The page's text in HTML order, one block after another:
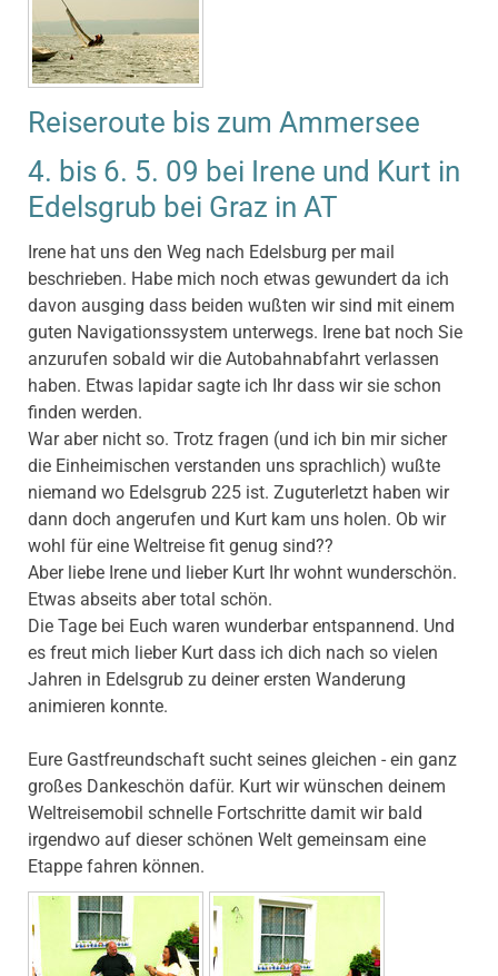
Reiseroute bis zum Ammersee
4. bis 6. 5. 09 bei Irene und Kurt in
Edelsgrub bei Graz in AT
Irene hat uns den Weg nach Edelsburg per mail
beschrieben. Habe mich noch etwas gewundert da ich
davon ausging dass beiden wußten wir sind mit einem
guten Navigationssystem unterwegs. Irene bat noch Sie
anzurufen sobald wir die Autobahnabfahrt verlassen
haben. Etwas lapidar sagte ich Ihr dass wir sie schon
finden werden.
War aber nicht so. Trotz fragen (und ich bin mir sicher
die Einheimischen verstanden uns sprachlich) wußte
niemand wo Edelsgrub 225 ist. Zuguterletzt haben wir
dann doch angerufen und Kurt kam uns holen. Ob wir
wohl für eine Weltreise fit genug sind??
Aber liebe Irene und lieber Kurt Ihr wohnt wunderschön.
Etwas abseits aber total schön.
Die Tage bei Euch waren wunderbar entspannend. Und
es freut mich lieber Kurt dass ich dich nach so vielen
Jahren in Edelsgrub zu deiner ersten Wanderung
animieren konnte.
Eure Gastfreundschaft sucht seines gleichen - ein ganz
großes Dankeschön dafür. Kurt wir wünschen deinem
Weltreisemobil schnelle Fortschritte damit wir bald
irgendwo auf dieser schönen Welt gemeinsam eine
Etappe fahren können.